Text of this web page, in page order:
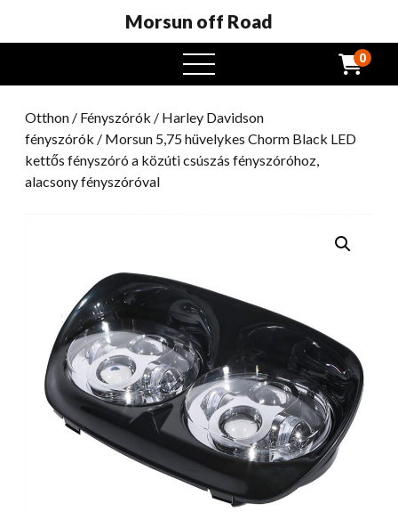
Morsun off Road
Nyissa
meg
menüt
0
Otthon / Fényszórók / Harley Davidson
fényszórók / Morsun 5,75 hüvelykes Chorm Black LED
kettős fényszóró a közúti csúszás fényszóróhoz,
alacsony fényszóróval